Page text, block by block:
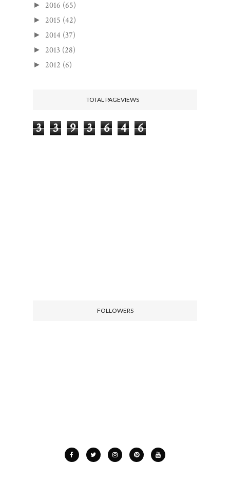
► 2016 (65)
► 2015 (42)
► 2014 (37)
► 2013 (28)
► 2012 (6)
TOTAL PAGEVIEWS
3 3 9 3 6 4 6
FOLLOWERS